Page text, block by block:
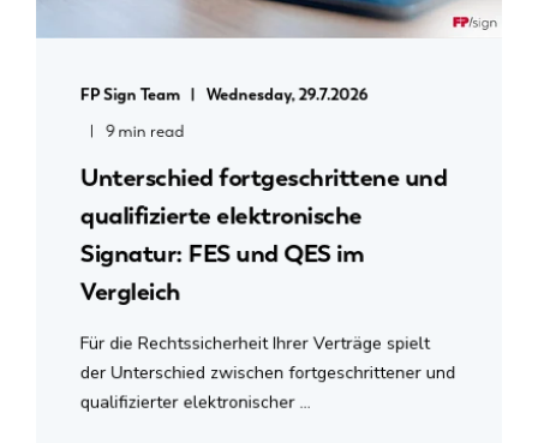
FP Sign Team Wednesday, 29.7.2026
9 min read
Unterschied fortgeschrittene und
qualifizierte elektronische
Signatur: FES und QES im
Vergleich
Für die Rechtssicherheit Ihrer Verträge spielt
der Unterschied zwischen fortgeschrittener und
qualifizierter elektronischer ...